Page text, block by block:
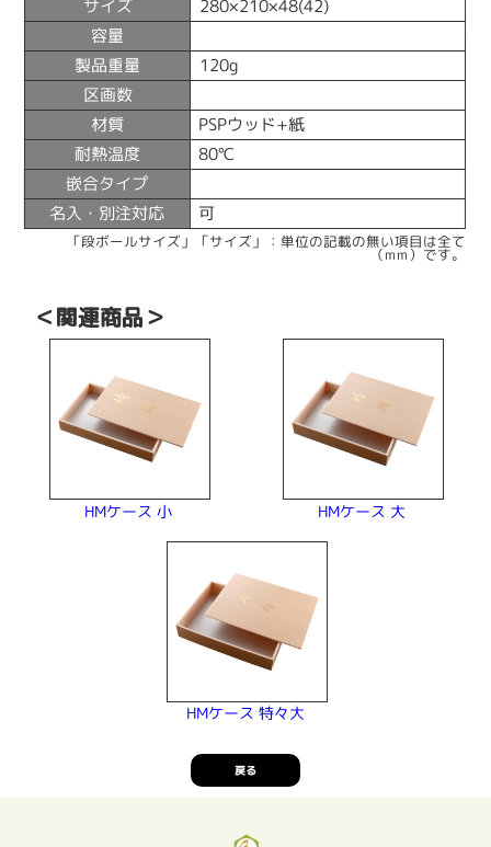
サイズ 280×210×48(42)
容量
製品重量 120g
区画数
材質 PSPウッド+紙
耐熱温度 80℃
嵌合タイプ
名入・別注対応 可
「段ボールサイズ」「サイズ」：単位の記載の無い項目は全て
（mm）です。
＜関連商品＞
HMケース 小 HMケース 大
HMケース 特々大
戻る